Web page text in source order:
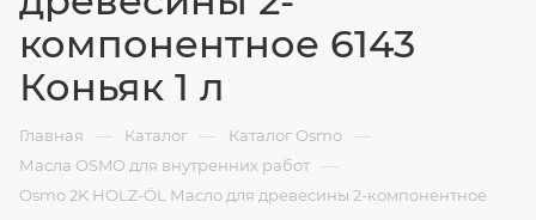
компонентное 6143
Коньяк 1 л
Главная — Каталог — Каталог Osmo —
Масла OSMO для внутренних работ —
Osmo 2K HOLZ-ÖL Масло для древесины 2-компонентное